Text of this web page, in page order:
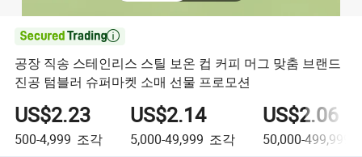

공장 직송 스테인리스 스틸 보온 컵 커피 머그 맞춤 브랜드
진공 텀블러 슈퍼마켓 소매 선물 프로모션
US$2.23
500-4,999 조각
US$2.14
5,000-49,999 조각
US$2.06
50,000-499,999